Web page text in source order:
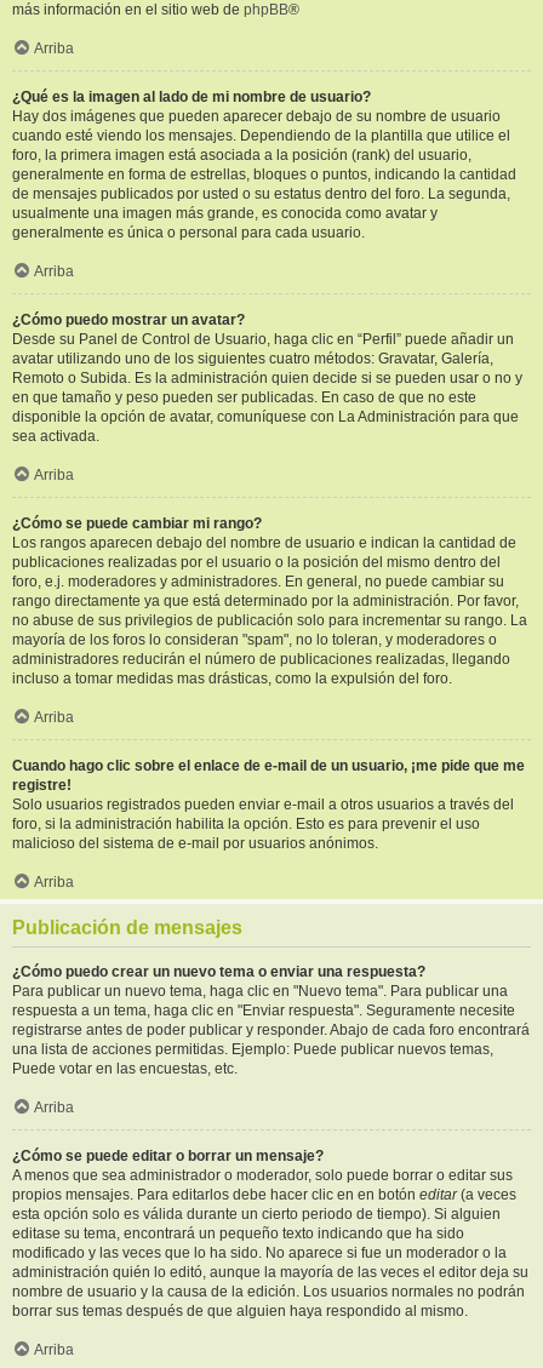
más información en el sitio web de phpBB®
Arriba
¿Qué es la imagen al lado de mi nombre de usuario?
Hay dos imágenes que pueden aparecer debajo de su nombre de usuario
cuando esté viendo los mensajes. Dependiendo de la plantilla que utilice el
foro, la primera imagen está asociada a la posición (rank) del usuario,
generalmente en forma de estrellas, bloques o puntos, indicando la cantidad
de mensajes publicados por usted o su estatus dentro del foro. La segunda,
usualmente una imagen más grande, es conocida como avatar y
generalmente es única o personal para cada usuario.
Arriba
¿Cómo puedo mostrar un avatar?
Desde su Panel de Control de Usuario, haga clic en “Perfil” puede añadir un
avatar utilizando uno de los siguientes cuatro métodos: Gravatar, Galería,
Remoto o Subida. Es la administración quien decide si se pueden usar o no y
en que tamaño y peso pueden ser publicadas. En caso de que no este
disponible la opción de avatar, comuníquese con La Administración para que
sea activada.
Arriba
¿Cómo se puede cambiar mi rango?
Los rangos aparecen debajo del nombre de usuario e indican la cantidad de
publicaciones realizadas por el usuario o la posición del mismo dentro del
foro, e.j. moderadores y administradores. En general, no puede cambiar su
rango directamente ya que está determinado por la administración. Por favor,
no abuse de sus privilegios de publicación solo para incrementar su rango. La
mayoría de los foros lo consideran "spam", no lo toleran, y moderadores o
administradores reducirán el número de publicaciones realizadas, llegando
incluso a tomar medidas mas drásticas, como la expulsión del foro.
Arriba
Cuando hago clic sobre el enlace de e-mail de un usuario, ¡me pide que me
registre!
Solo usuarios registrados pueden enviar e-mail a otros usuarios a través del
foro, si la administración habilita la opción. Esto es para prevenir el uso
malicioso del sistema de e-mail por usuarios anónimos.
Arriba
Publicación de mensajes
¿Cómo puedo crear un nuevo tema o enviar una respuesta?
Para publicar un nuevo tema, haga clic en "Nuevo tema". Para publicar una
respuesta a un tema, haga clic en "Enviar respuesta". Seguramente necesite
registrarse antes de poder publicar y responder. Abajo de cada foro encontrará
una lista de acciones permitidas. Ejemplo: Puede publicar nuevos temas,
Puede votar en las encuestas, etc.
Arriba
¿Cómo se puede editar o borrar un mensaje?
A menos que sea administrador o moderador, solo puede borrar o editar sus
propios mensajes. Para editarlos debe hacer clic en en botón editar(a veces
esta opción solo es válida durante un cierto periodo de tiempo). Si alguien
editase su tema, encontrará un pequeño texto indicando que ha sido
modificado y las veces que lo ha sido. No aparece si fue un moderador o la
administración quién lo editó, aunque la mayoría de las veces el editor deja su
nombre de usuario y la causa de la edición. Los usuarios normales no podrán
borrar sus temas después de que alguien haya respondido al mismo.
Arriba